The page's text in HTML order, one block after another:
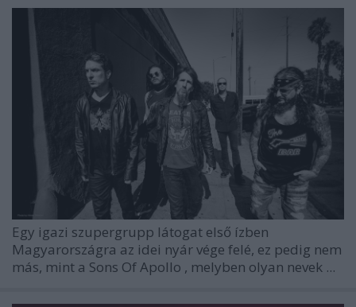
Egy igazi szupergrupp látogat első ízben
Magyarországra az idei nyár vége felé, ez pedig nem
más, mint a Sons Of Apollo , melyben olyan nevek ...